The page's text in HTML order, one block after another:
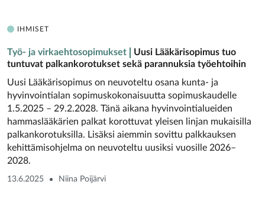
IHMISET
Työ- ja virkaehtosopimukset
Uusi Lääkärisopimus tuo
tuntuvat palkankorotukset sekä parannuksia työehtoihin
Uusi Lääkärisopimus on neuvoteltu osana kunta- ja
hyvinvointialan sopimuskokonaisuutta sopimuskaudelle
1.5.2025 – 29.2.2028. Tänä aikana hyvinvointialueiden
hammaslääkärien palkat korottuvat yleisen linjan mukaisilla
palkankorotuksilla. Lisäksi aiemmin sovittu palkkauksen
kehittämisohjelma on neuvoteltu uusiksi vuosille 2026–
2028.
13.6.2025 Niina Poijärvi